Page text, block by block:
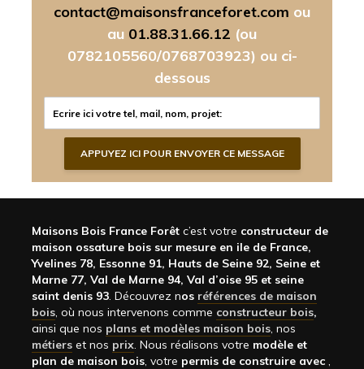
contact@maisonsfranceforet.com ou
au 01.88.31.66.12 (ou
0782105560/0768703923) ou ci-
dessous
Maisons Bois France Forêt c’est votre constructeur de
maison ossature bois sur mesure en ile de France,
Yvelines 78, Essonne 91, Hauts de Seine 92, Seine et
Marne 77, Val de Marne 94, Val d’oise 95 et seine
saint denis 93. Découvrez nos références de maison
bois, où nous intervenons comme constructeur bois,
ainsi que nos plans et modèles maison bois, nos
métiers et nos prix. Nous réalisons votre modèle et
plan de maison bois, votre permis de construire avec ,